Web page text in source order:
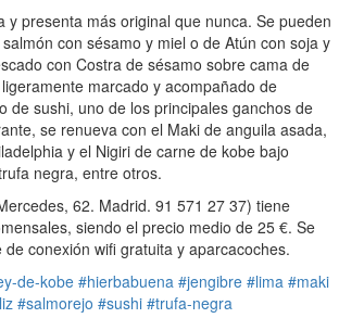
y presenta más original que nunca. Se pueden
con sésamo y miel o de Atún con soja y
con Costra de sésamo sobre cama de
marcado y acompañado de
de sushi, uno de los principales ganchos de
se renueva con el Maki de anguila asada,
y el Nigiri de carne de kobe bajo
negra, entre otros.
62. Madrid. 91 571 27 37) tiene
siendo el precio medio de 25 €. Se
conexión wifi gratuita y aparcacoches.
de-kobe #hierbabuena #jengibre #lima #maki
#salmorejo #sushi #trufa-negra